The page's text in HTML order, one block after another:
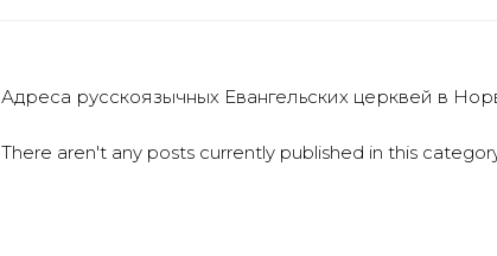
Адреса русскоязычных Евангельских церквей в
There aren't any posts currently published in this